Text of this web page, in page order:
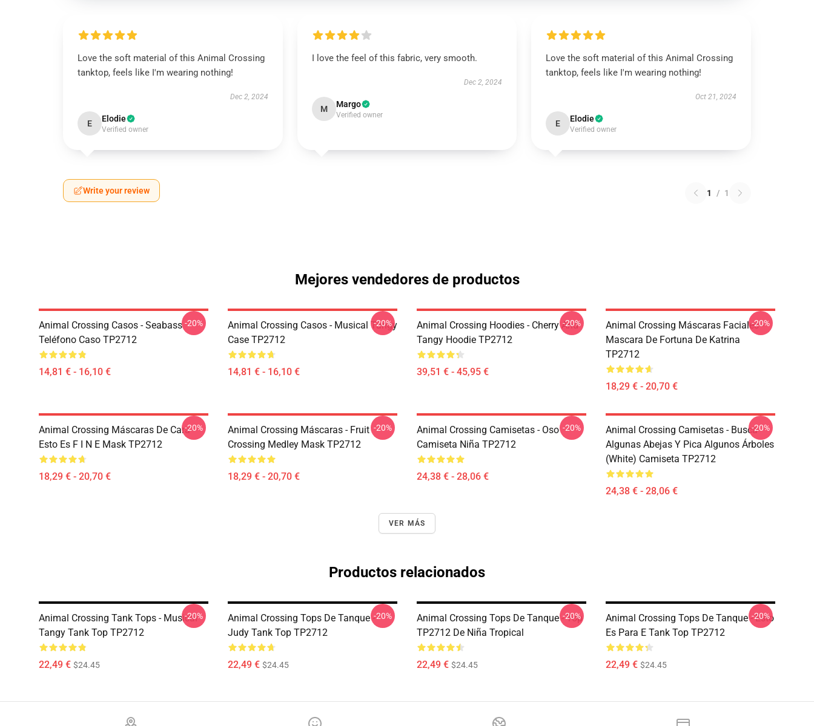
Love the soft material of this Animal Crossing
tanktop, feels like I'm wearing nothing!
Dec 2, 2024
E Elodie
Verified owner
I love the feel of this fabric, very smooth.
Dec 2, 2024
M Margo
Verified owner
Love the soft material of this Animal Crossing
tanktop, feels like I'm wearing nothing!
Oct 21, 2024
E Elodie
Verified owner
Write your review 1 / 1
Mejores vendedores de productos
Animal Crossing Casos - Seabass
Teléfono Caso TP2712
14,81 € - 16,10 €
-20%
Animal Crossing Casos - Musical Tangy
Case TP2712
14,81 € - 16,10 €
-20%
Animal Crossing Hoodies - Cherry And
Tangy Hoodie TP2712
39,51 € - 45,95 €
-20%
Animal Crossing Máscaras Faciales -
Mascara De Fortuna De Katrina
TP2712
18,29 € - 20,70 €
-20%
Animal Crossing Máscaras De Cara -
Esto Es F I N E Mask TP2712
18,29 € - 20,70 €
-20%
Animal Crossing Máscaras - Fruit
Crossing Medley Mask TP2712
18,29 € - 20,70 €
-20%
Animal Crossing Camisetas - Oso
Camiseta Niña TP2712
24,38 € - 28,06 €
-20%
Animal Crossing Camisetas - Busca
Algunas Abejas Y Pica Algunos Árboles
(White) Camiseta TP2712
24,38 € - 28,06 €
-20%
VER MÁS
Productos relacionados
Animal Crossing Tank Tops - Musical
Tangy Tank Top TP2712
22,49 € $24.45
-20%
Animal Crossing Tops De Tanque -
Judy Tank Top TP2712
22,49 € $24.45
-20%
Animal Crossing Tops De Tanque - Top
TP2712 De Niña Tropical
22,49 € $24.45
-20%
Animal Crossing Tops De Tanque - Esto
Es Para E Tank Top TP2712
22,49 € $24.45
-20%